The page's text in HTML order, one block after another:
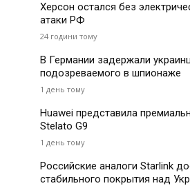
Херсон остался без
атаки РФ
24 години тому
В Германии задержали
подозреваемого в шпионаже
1 день тому
Huawei представила
Stelato G9
1 день тому
Российские аналоги Starlink
стабильного покрытия над